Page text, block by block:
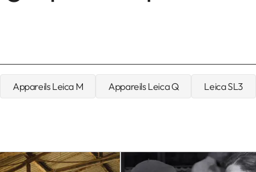
Appareils Leica M Appareils Leica Q Leica SL3